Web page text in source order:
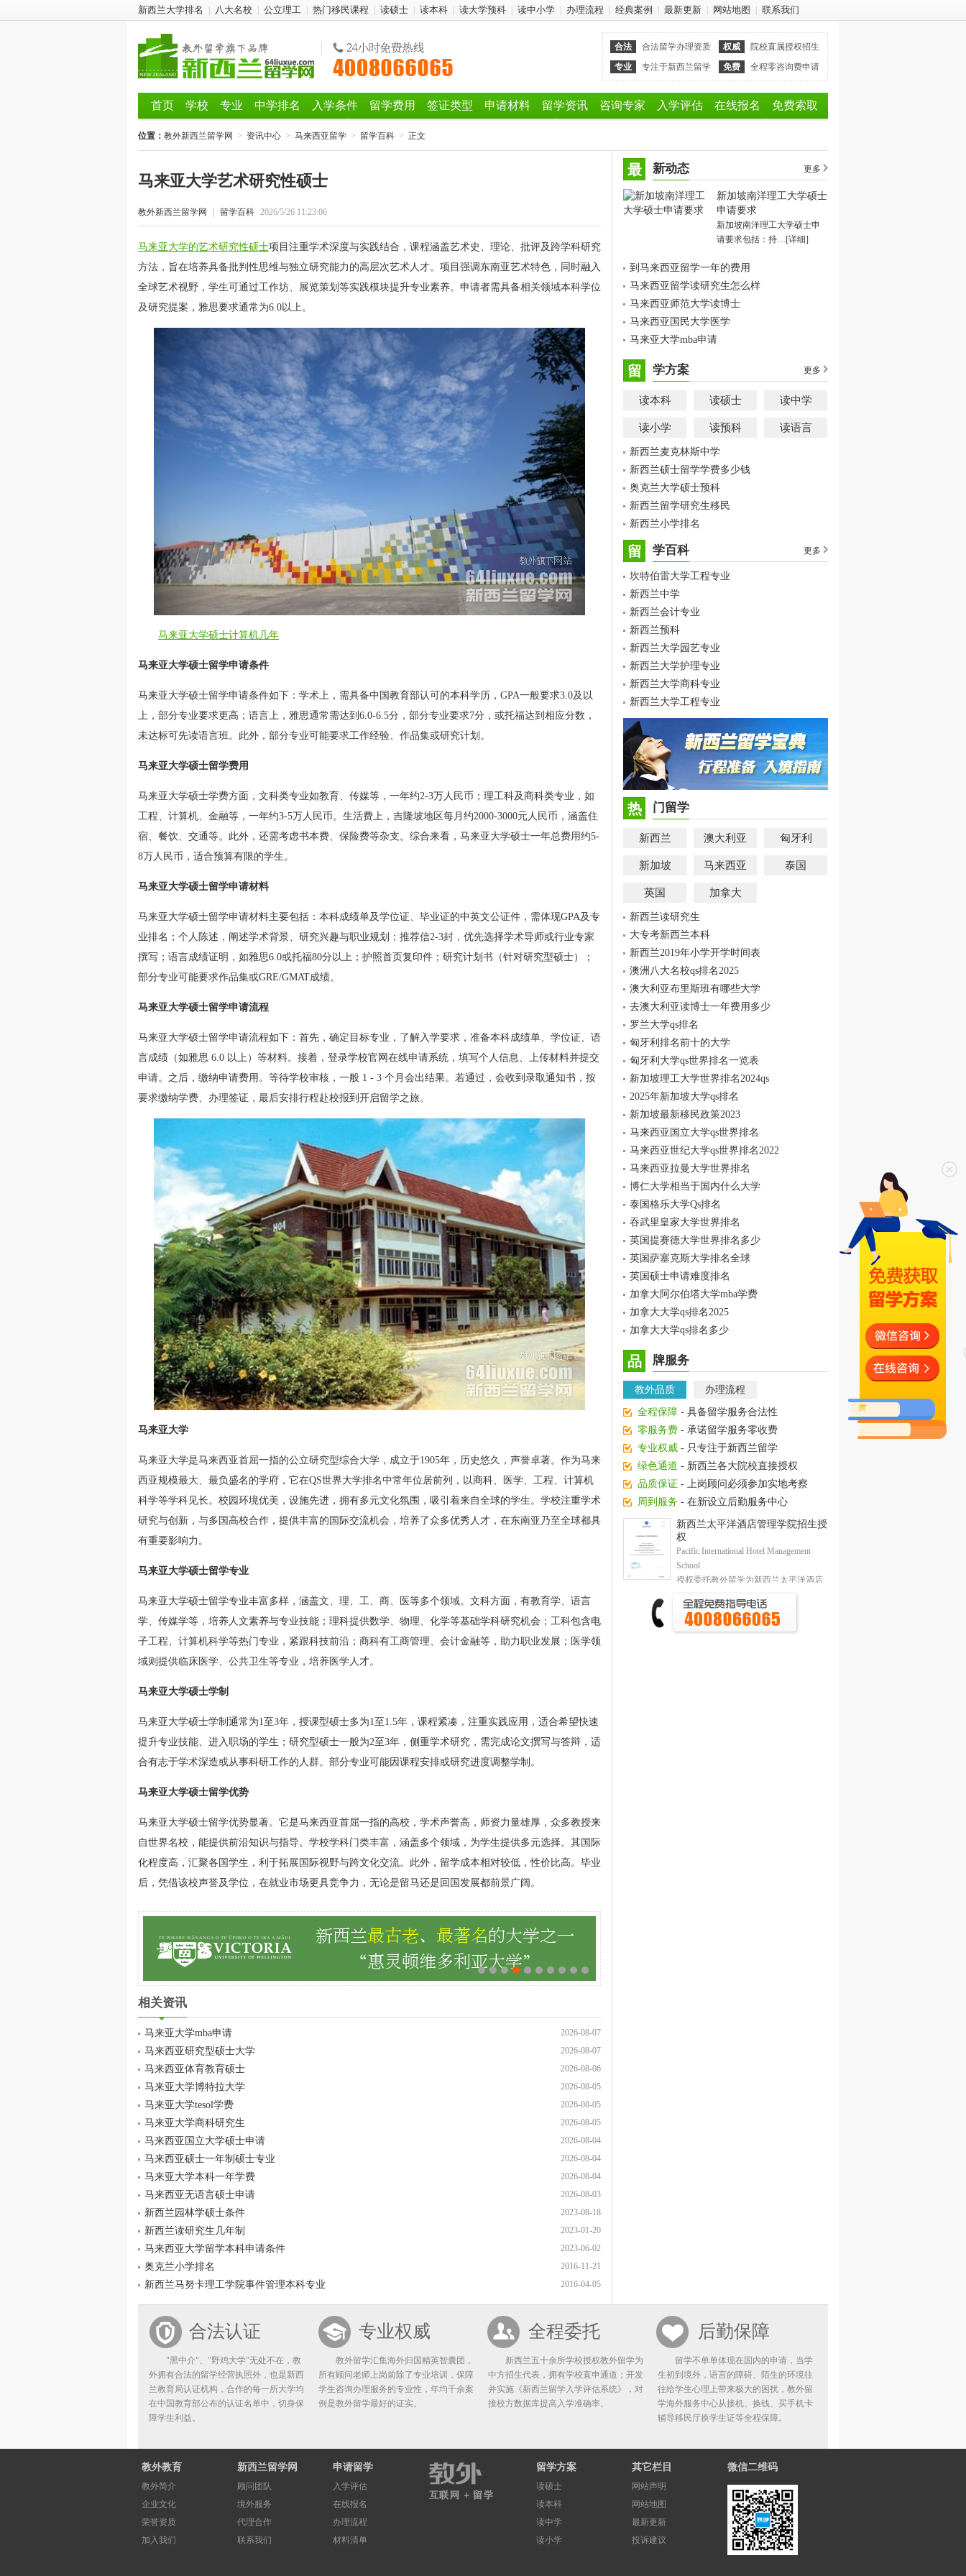
新西兰大学排名 八大名校 公立理工 热门移民课程 读硕士 读本科 读大学预科 读中小学 办理流程 经典案例 最新更新 网站地图 联系我们
合法 合法留学办理资质 权威
院校直属授权招生
专业
专注于新西兰留学 免费 全程零咨询费申请
首页 学校 专业 中学排名 入学条件 留学费用 签证类型 申请材料 留学资讯 咨询专家 入学评估 在线报名 免费索取
位置： 教外新西兰留学网 > 资讯中心 > 马来西亚留学 > 留学百科 > 正文
马来亚大学艺术研究性硕士
教外新西兰留学网 留学百科 2026/5/26 11:23:06
马来亚大学的艺术研究性硕士项目注重学术深度与实践结合，课程涵盖艺术史、理论、批评及跨学科研究
方法，旨在培养具备批判性思维与独立研究能力的高层次艺术人才。项目强调东南亚艺术特色，同时融入
全球艺术视野，学生可通过工作坊、展览策划等实践模块提升专业素养。申请者需具备相关领域本科学位
及研究提案，雅思要求通常为6.0以上。
马来亚大学硕士计算机几年
马来亚大学硕士留学申请条件
马来亚大学硕士留学申请条件如下：学术上，需具备中国教育部认可的本科学历，GPA一般要求3.0及以
上，部分专业要求更高；语言上，雅思通常需达到6.0-6.5分，部分专业要求7分，或托福达到相应分数，
未达标可先读语言班。此外，部分专业可能要求工作经验、作品集或研究计划。
马来亚大学硕士留学费用
马来亚大学硕士学费方面，文科类专业如教育、传媒等，一年约2-3万人民币；理工科及商科类专业，如
工程、计算机、金融等，一年约3-5万人民币。生活费上，吉隆坡地区每月约2000-3000元人民币，涵盖住
宿、餐饮、交通等。此外，还需考虑书本费、保险费等杂支。综合来看，马来亚大学硕士一年总费用约5-
8万人民币，适合预算有限的学生。
马来亚大学硕士留学申请材料
马来亚大学硕士留学申请材料主要包括：本科成绩单及学位证、毕业证的中英文公证件，需体现GPA及专
业排名；个人陈述，阐述学术背景、研究兴趣与职业规划；推荐信2-3封，优先选择学术导师或行业专家
撰写；语言成绩证明，如雅思6.0或托福80分以上；护照首页复印件；研究计划书（针对研究型硕士）；
部分专业可能要求作品集或GRE/GMAT成绩。
马来亚大学硕士留学申请流程
马来亚大学硕士留学申请流程如下：首先，确定目标专业，了解入学要求，准备本科成绩单、学位证、语
言成绩（如雅思 6.0 以上）等材料。接着，登录学校官网在线申请系统，填写个人信息、上传材料并提交
申请。之后，缴纳申请费用。等待学校审核，一般 1 - 3 个月会出结果。若通过，会收到录取通知书，按
要求缴纳学费、办理签证，最后安排行程赴校报到开启留学之旅。
马来亚大学
马来亚大学是马来西亚首屈一指的公立研究型综合大学，成立于1905年，历史悠久，声誉卓著。作为马来
西亚规模最大、最负盛名的学府，它在QS世界大学排名中常年位居前列，以商科、医学、工程、计算机
科学等学科见长。校园环境优美，设施先进，拥有多元文化氛围，吸引着来自全球的学生。学校注重学术
研究与创新，与多国高校合作，提供丰富的国际交流机会，培养了众多优秀人才，在东南亚乃至全球都具
有重要影响力。
马来亚大学硕士留学专业
马来亚大学硕士留学专业丰富多样，涵盖文、理、工、商、医等多个领域。文科方面，有教育学、语言
学、传媒学等，培养人文素养与专业技能；理科提供数学、物理、化学等基础学科研究机会；工科包含电
子工程、计算机科学等热门专业，紧跟科技前沿；商科有工商管理、会计金融等，助力职业发展；医学领
域则提供临床医学、公共卫生等专业，培养医学人才。
马来亚大学硕士学制
马来亚大学硕士学制通常为1至3年，授课型硕士多为1至1.5年，课程紧凑，注重实践应用，适合希望快速
提升专业技能、进入职场的学生；研究型硕士一般为2至3年，侧重学术研究，需完成论文撰写与答辩，适
合有志于学术深造或从事科研工作的人群。部分专业可能因课程安排或研究进度调整学制。
马来亚大学硕士留学优势
马来亚大学硕士留学优势显著。它是马来西亚首屈一指的高校，学术声誉高，师资力量雄厚，众多教授来
自世界名校，能提供前沿知识与指导。学校学科门类丰富，涵盖多个领域，为学生提供多元选择。其国际
化程度高，汇聚各国学生，利于拓展国际视野与跨文化交流。此外，留学成本相对较低，性价比高。毕业
后，凭借该校声誉及学位，在就业市场更具竞争力，无论是留马还是回国发展都前景广阔。
相关资讯
2026-08-07
马来亚大学mba申请
2026-08-07
马来西亚研究型硕士大学
2026-08-06
马来西亚体育教育硕士
2026-08-05
马来亚大学博特拉大学
2026-08-05
马来亚大学tesol学费
2026-08-05
马来亚大学商科研究生
2026-08-04
马来西亚国立大学硕士申请
2026-08-04
马来西亚硕士一年制硕士专业
2026-08-04
马来亚大学本科一年学费
2026-08-03
马来西亚无语言硕士申请
2023-08-18
新西兰园林学硕士条件
2023-01-20
新西兰读研究生几年制
2023-06-02
马来西亚大学留学本科申请条件
2016-11-21
奥克兰小学排名
2016-04-05
新西兰马努卡理工学院事件管理本科专业
最 新动态 更多
新加坡南洋理工大学硕士
申请要求
新加坡南洋理工大学硕士申
请要求包括：持…[详细]
到马来西亚留学一年的费用
马来西亚留学读研究生怎么样
马来西亚师范大学读博士
马来西亚国民大学医学
马来亚大学mba申请
留 学方案 更多
读本科 读硕士 读中学
读小学 读预科 读语言
新西兰麦克林斯中学
新西兰硕士留学学费多少钱
奥克兰大学硕士预科
新西兰留学研究生移民
新西兰小学排名
留 学百科 更多
坎特伯雷大学工程专业
新西兰中学
新西兰会计专业
新西兰预科
新西兰大学园艺专业
新西兰大学护理专业
新西兰大学商科专业
新西兰大学工程专业
热 门留学
新西兰 澳大利亚 匈牙利
新加坡 马来西亚 泰国
英国 加拿大
新西兰读研究生
大专考新西兰本科
新西兰2019年小学开学时间表
澳洲八大名校qs排名2025
澳大利亚布里斯班有哪些大学
去澳大利亚读博士一年费用多少
罗兰大学qs排名
匈牙利排名前十的大学
匈牙利大学qs世界排名一览表
新加坡理工大学世界排名2024qs
2025年新加坡大学qs排名
新加坡最新移民政策2023
马来西亚国立大学qs世界排名
马来西亚世纪大学qs世界排名2022
马来西亚拉曼大学世界排名
博仁大学相当于国内什么大学
泰国格乐大学Qs排名
吞武里皇家大学世界排名
英国提赛德大学世界排名多少
英国萨塞克斯大学排名全球
英国硕士申请难度排名
加拿大阿尔伯塔大学mba学费
加拿大大学qs排名2025
加拿大大学qs排名多少
品 牌服务
教外品质 办理流程
全程保障 - 具备留学服务合法性
零服务费 - 承诺留学服务零收费
专业权威 - 只专注于新西兰留学
绿色通道 - 新西兰各大院校直接授权
品质保证 - 上岗顾问必须参加实地考察
周到服务 - 在新设立后勤服务中心
合法认证
"黑中介"、"野鸡大学"无处不在，教
外拥有合法的留学经营执照外，也是新西
兰教育局认证机构，合作的每一所大学均
在中国教育部公布的认证名单中，切身保
障学生利益。
专业权威
教外留学汇集海外归国精英智囊团，
所有顾问老师上岗前除了专业培训，保障
学生咨询办理服务的专业性，年均千余案
例是教外留学最好的证实。
全程委托
新西兰五十余所学校授权教外留学为
中方招生代表，拥有学校直申通道；开发
并实施《新西兰留学入学评估系统》，对
接校方数据库提高入学准确率。
后勤保障
留学不单单体现在国内的申请，当学
生初到境外，语言的障碍、陌生的环境往
往给学生心理上带来极大的困扰，教外留
学海外服务中心从接机、换钱、买手机卡
辅导移民厅换学生证等全程保障。
教外教育
教外简介
企业文化
荣誉资质
加入我们
新西兰留学网
顾问团队
境外服务
代理合作
联系我们
申请留学
入学评估
在线报名
办理流程
材料清单
留学方案
读硕士
读本科
读中学
读小学
其它栏目
网站声明
网站地图
最新更新
投诉建议
微信二维码